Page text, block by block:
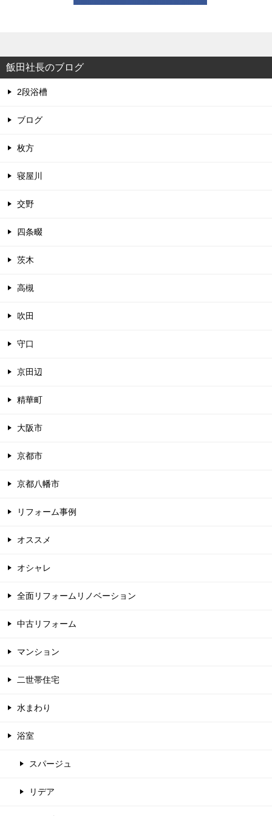
飯田社長のブログ
2段浴槽
ブログ
枚方
寝屋川
交野
四条畷
茨木
高槻
吹田
守口
京田辺
精華町
大阪市
京都市
京都八幡市
リフォーム事例
オススメ
オシャレ
全面リフォームリノベーション
中古リフォーム
マンション
二世帯住宅
水まわり
浴室
スパージュ
リデア